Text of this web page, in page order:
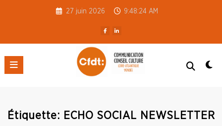
27 juin 2026 9:48:24 AM
Étiquette: ECHO SOCIAL NEWSLETTER